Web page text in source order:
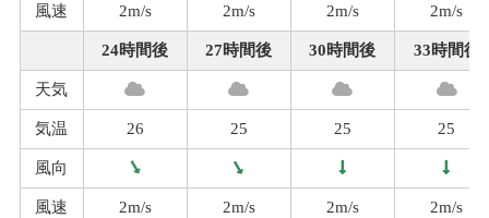
風速 2m/s 2m/s 2m/s 2m/s
24時間後 27時間後 30時間後 33時間後
天気
気温 26 25 25 25
風向
風速 2m/s 2m/s 2m/s 2m/s